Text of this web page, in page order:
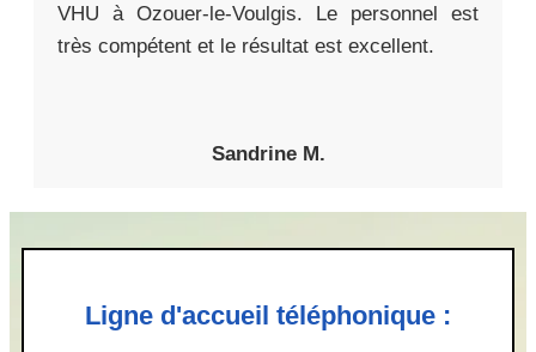
VHU à Ozouer-le-Voulgis. Le personnel est
très compétent et le résultat est excellent.
Sandrine M.
Ligne d'accueil téléphonique :